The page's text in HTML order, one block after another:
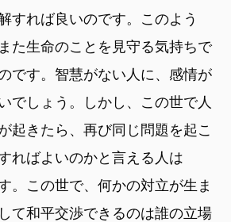
すれば良いのです。このよう
た生命のことを見守る気持ちで
です。智慧がない人に、感情が
でしょう。しかし、この世で人
起きたら、再び同じ問題を起こ
ればよいのかと言える人は
。この世で、何かの対立が生ま
て和平交渉できるのは誰の立場